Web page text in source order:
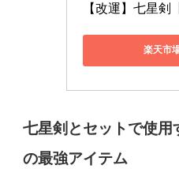
【改運】七星剣
楽天市
七星剣 とセットで使用
の最強アイテム